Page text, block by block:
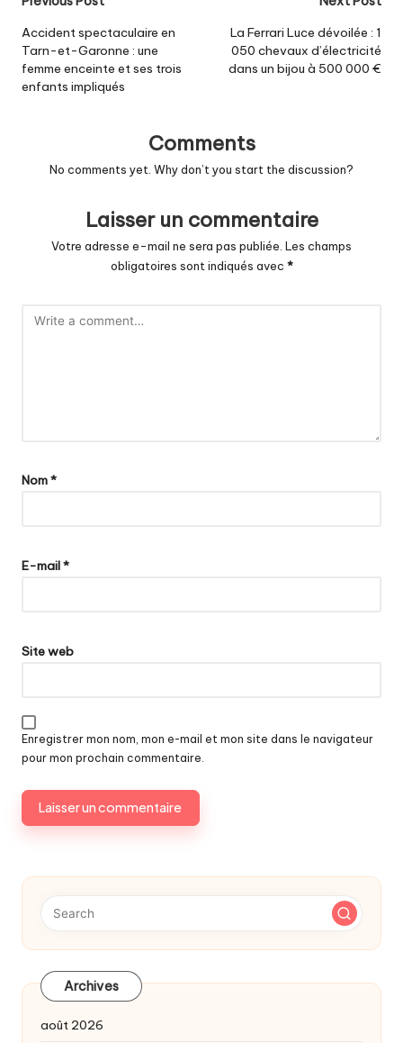
navigation
Accident spectaculaire en
Tarn-et-Garonne : une
femme enceinte et ses trois
enfants impliqués
La Ferrari Luce dévoilée : 1
050 chevaux d’électricité
dans un bijou à 500 000 €
Comments
No comments yet. Why don’t you start the discussion?
Laisser un commentaire
Votre adresse e-mail ne sera pas publiée. Les champs
obligatoires sont indiqués avec *
Nom*
E-mail*
Site web
Enregistrer mon nom, mon e-mail et mon site dans le navigateur
pour mon prochain commentaire.
Archives
août 2026